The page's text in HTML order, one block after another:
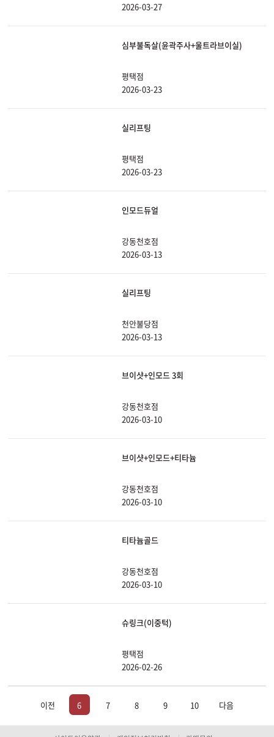
2026-03-27
심부불독살(윤곽주사+울트라브이실)
평택점
2026-03-23
실리프팅
평택점
2026-03-23
인모드듀얼
강동천호점
2026-03-13
실리프팅
천안불당점
2026-03-13
브이샷+인모드 3회
강동천호점
2026-03-10
브이샷+인모드+티타늄
강동천호점
2026-03-10
티타늄골드
강동천호점
2026-03-10
슈링크(이중턱)
평택점
2026-02-26
이전 6 7 8 9 10 다음